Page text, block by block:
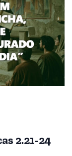
2.21-24